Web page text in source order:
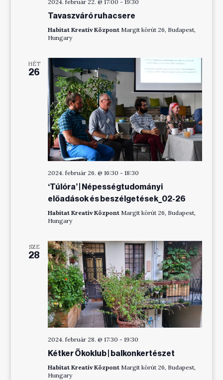
2024. február 22. @ 17:00 - 19:30
Tavaszváró ruhacsere
Habitat Kreatív Központ Margit körút 26, Budapest,
Hungary
HÉT
26
2024. február 26. @ 16:30 - 18:30
‘Túlóra’ | Népességtudományi
előadások és beszélgetések_02-26
Habitat Kreatív Központ Margit körút 26, Budapest,
Hungary
SZE
28
2024. február 28. @ 17:30 - 19:30
Kétker Ökoklub | balkonkertészet
Habitat Kreatív Központ Margit körút 26, Budapest,
Hungary